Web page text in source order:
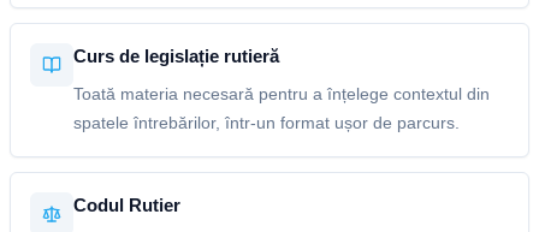
Curs de legislație rutieră
Toată materia necesară pentru a înțelege contextul din
spatele întrebărilor, într-un format ușor de parcurs.
Codul Rutier